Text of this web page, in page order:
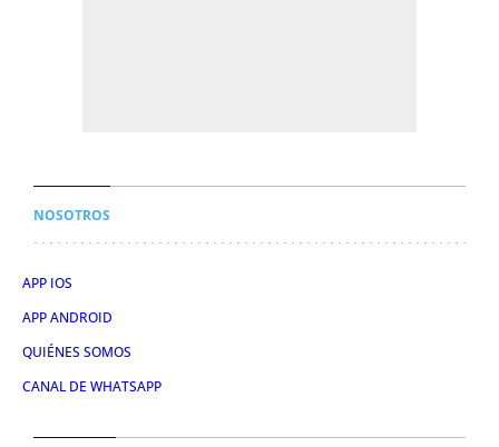
NOSOTROS
APP IOS
APP ANDROID
QUIÉNES SOMOS
CANAL DE WHATSAPP